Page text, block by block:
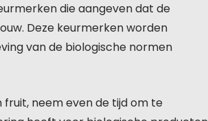
die aangeven dat de
Deze keurmerken worden
van de biologische normen
neem even de tijd om te